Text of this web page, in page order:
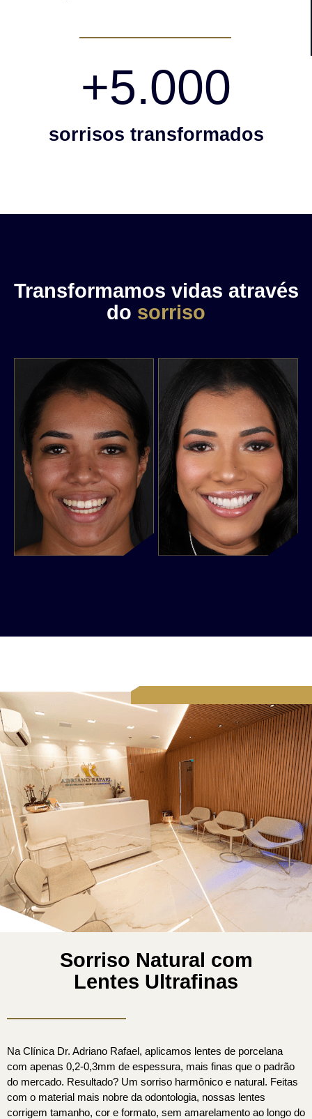
sorrisos transformados
+5.000
Transformamos vidas através
do sorriso
Sorriso Natural com
Lentes Ultrafinas
Na Clínica Dr. Adriano Rafael, aplicamos lentes de porcelana
com apenas 0,2-0,3mm de espessura, mais finas que o padrão
do mercado. Resultado? Um sorriso harmônico e natural. Feitas
com o material mais nobre da odontologia, nossas lentes
corrigem tamanho, cor e formato, sem amarelamento ao longo do